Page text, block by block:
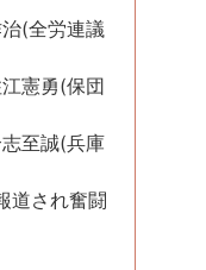
議
道され奮闘